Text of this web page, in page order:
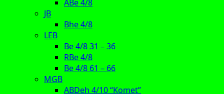
ABe 4/8
JB
Bhe 4/8
LEB
Be 4/8 31 – 36
RBe 4/8
Be 4/8 61 – 66
MGB
ABDeh 4/10 “Komet”